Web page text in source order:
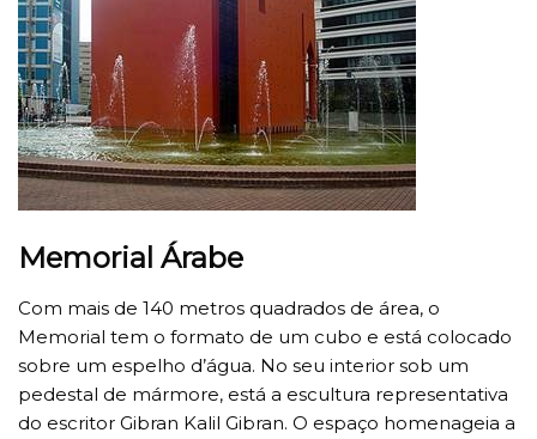
Memorial Árabe
Com mais de 140 metros quadrados de área, o
Memorial tem o formato de um cubo e está colocado
sobre um espelho d’água. No seu interior sob um
pedestal de mármore, está a escultura representativa
do escritor Gibran Kalil Gibran. O espaço homenageia a